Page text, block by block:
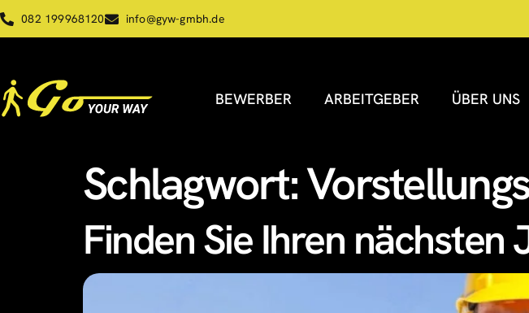
082 199968120 info@gyw-gmbh.de
BEWERBER ARBEITGEBER ÜBER UNS
Schlagwort:
Finden Sie Ihren nächsten